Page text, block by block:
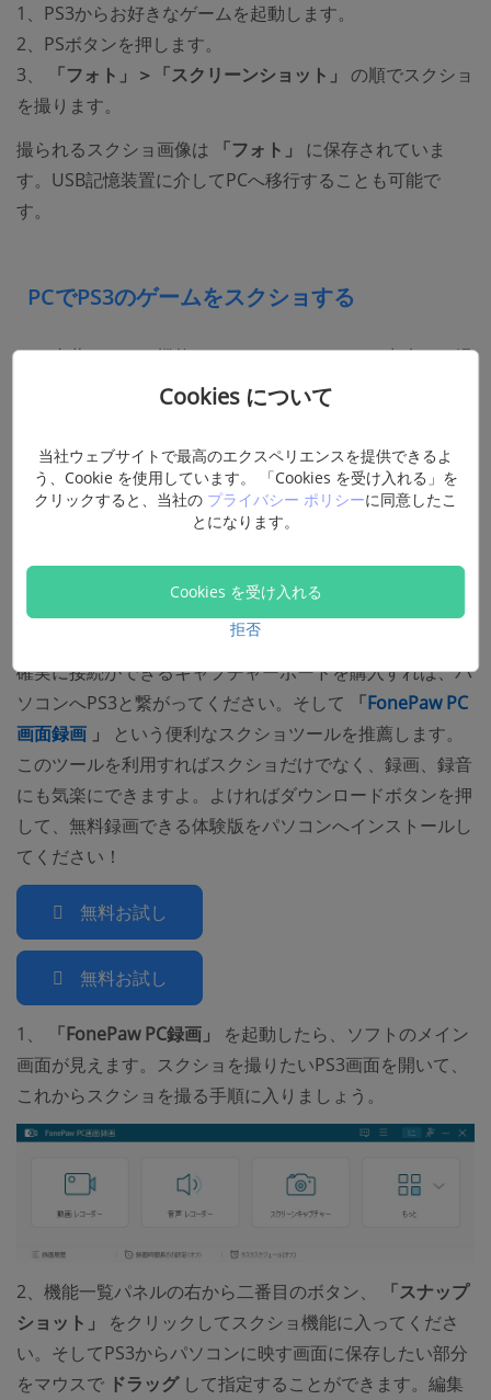
1、PS3からお好きなゲームを起動します。
2、PSボタンを押します。
3、
「フォト」＞「スクリーンショット」 の順でスクショ
を撮ります。
撮られるスクショ画像は
「フォト」
に保存されていま
す。USB記憶装置に介してPCへ移行することも可能で
す。
PCでPS3のゲームをスクショする
もし内蔵スクショ機能でスクリーンショットが出来ない場
合にあったら、キャプチャーボードを経由してパソコンと
いいと思います。
だがHDMI接続時HDCPに注意してください。HDCPに対応
していないキャプチャーボードを使うとスクショするどこ
PS3に搭載されているデジタルコンテンツを保
護するためのコピーガード手段の一種です。
確実に接続ができるキャプチャーボードを購入すれば、パ
ソコンへPS3と繋がってください。そして
「FonePaw PC
画面録画 (opens new window)
」
という便利なスクショツールを推薦します。
このツールを利用すればスクショだけでなく、録画、録音
にも気楽にできますよ。よければダウンロードボタンを押
して、無料録画できる体験版をパソコンへインストールし
てください！
無料お試し
無料お試し
1、 「FonePaw PC録画」
を起動したら、ソフトのメイン
画面が見えます。スクショを撮りたいPS3画面を開いて、
これからスクショを撮る手順に入りましょう。
2、機能一覧パネルの右から二番目のボタン、
「スナップ
ショット」
をクリックしてスクショ機能に入ってくださ
い。そしてPS3からパソコンに映す画面に保存したい部分
をマウスで ドラッグして指定することができます。編集
Cookies について
当社ウェブサイトで最高のエクスペリエンスを提供できるよ
う、Cookie を使用しています。 「Cookies を受け入れる」を
クリックすると、当社の プライバシー ポリシーに同意したこ
とになります。
Cookies を受け入れる
拒否